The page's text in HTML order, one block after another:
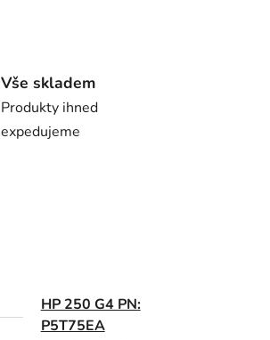
Vše skladem
Produkty ihned
expedujeme
HP 250 G4 PN:
P5T75EA